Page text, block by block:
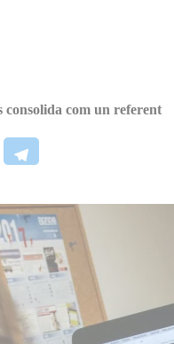
com un referent